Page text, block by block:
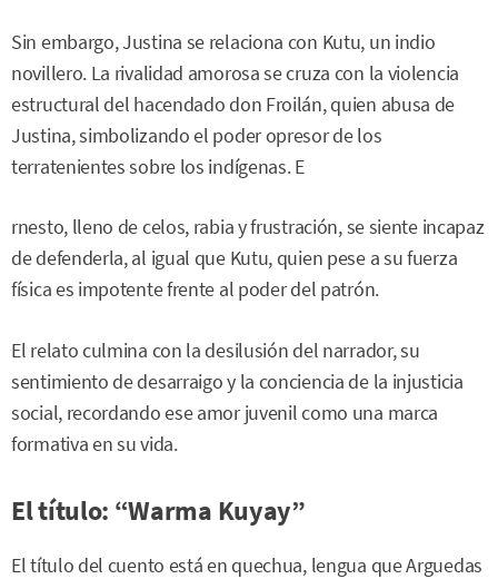
Sin embargo, Justina se relaciona con Kutu, un indio
novillero. La rivalidad amorosa se cruza con la violencia
estructural del hacendado don Froilán, quien abusa de
Justina, simbolizando el poder opresor de los
terratenientes sobre los indígenas. E
rnesto, lleno de celos, rabia y frustración, se siente incapaz
de defenderla, al igual que Kutu, quien pese a su fuerza
física es impotente frente al poder del patrón.
El relato culmina con la desilusión del narrador, su
sentimiento de desarraigo y la conciencia de la injusticia
social, recordando ese amor juvenil como una marca
formativa en su vida.
El título: “Warma Kuyay”
El título del cuento está en quechua, lengua que Arguedas